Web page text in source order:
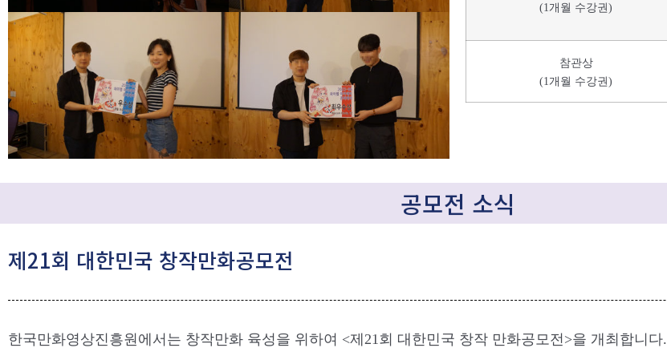
(1개월 수강권)
참관상
(1개월 수강권)
공모전 소식
제21회 대한민국 창작만화공모전
한국만화영상진흥원에서는 창작만화 육성을 위하여 <제21회 대한민국 창작 만화공모전>을 개최합니다.